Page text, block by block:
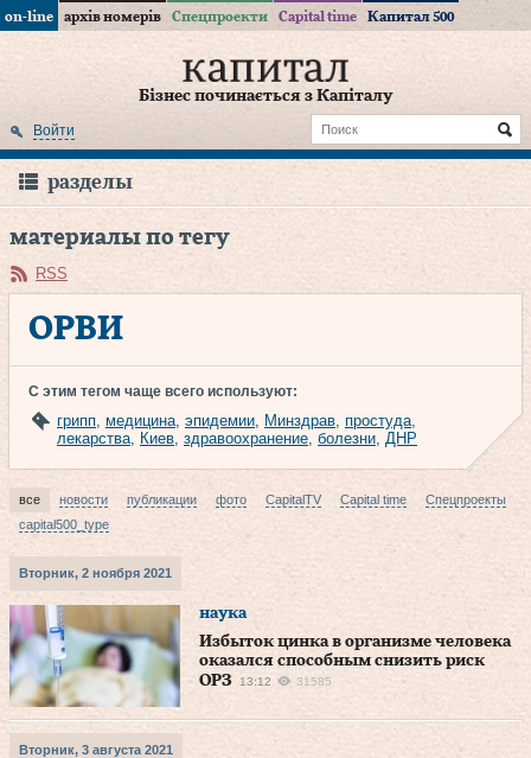
on-line архів номерів Спецпроекти Capital time Капитал 500
Бізнес починається з Капіталу
Войти
разделы
материалы по тегу
RSS
ОРВИ
С этим тегом чаще всего используют:
грипп, медицина, эпидемии, Минздрав, простуда,
лекарства, Киев, здравоохранение, болезни, ДНР
все новости публикации фото CapitalTV Capital time
Спецпроекты
capital500_type
Вторник, 2 ноября 2021
наука
Избыток цинка в организме человека
оказался способным снизить риск
ОРЗ
13:12 31585
Вторник, 3 августа 2021